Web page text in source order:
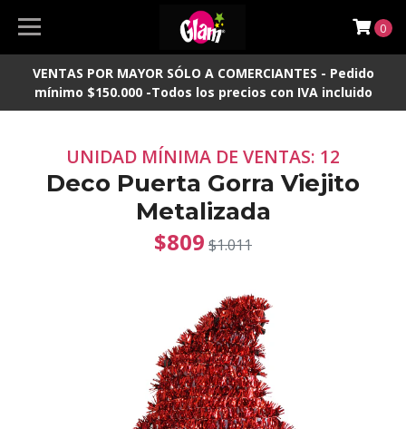
VENTAS POR MAYOR SÓLO A COMERCIANTES - Pedido
mínimo $150.000 -Todos los precios con IVA incluido
0
UNIDAD MÍNIMA DE VENTAS: 12
Deco Puerta Gorra Viejito
Metalizada
$809 $1.011